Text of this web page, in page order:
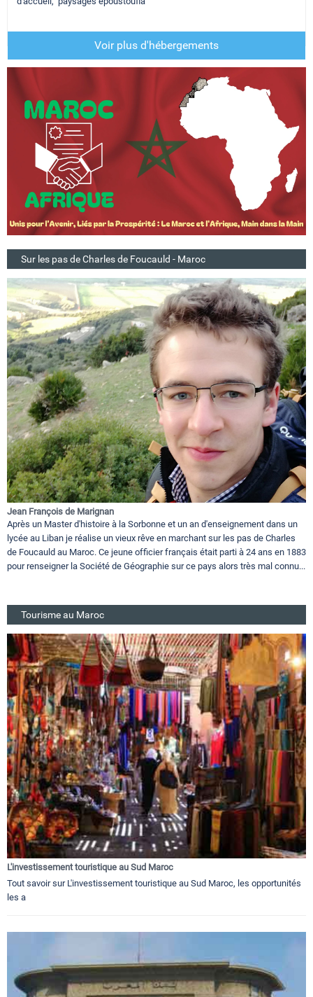
Voir plus d'hébergements
Sur les pas de Charles de Foucauld - Maroc
Jean François de Marignan
Après un Master d'histoire à la Sorbonne et un an d'enseignement dans un
lycée au Liban je réalise un vieux rêve en marchant sur les pas de Charles
de Foucauld au Maroc. Ce jeune officier français était parti à 24 ans en 1883
pour renseigner la Société de Géographie sur ce pays alors très mal connu...
Tourisme au Maroc
L'investissement touristique au Sud Maroc
Tout savoir sur L'investissement touristique au Sud Maroc, les opportunités
les a